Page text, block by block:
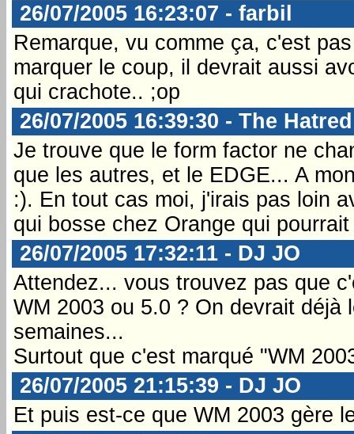
26/07/2005 16:23:07 - farbil
Remarque, vu comme ça, c'est
marquer le coup, il devrait aussi
qui crachote.. ;op
26/07/2005 16:39:30 - The Hatred
Je trouve que le form factor ne
que les autres, et le EDGE... A
:). En tout cas moi, j'irais pas loin
qui bosse chez Orange qui
26/07/2005 17:32:11 - DJ JO
Attendez... vous trouvez pas que
WM 2003 ou 5.0 ? On devrait
semaines...
Surtout que c'est marqué "WM
26/07/2005 21:15:39 - DJ JO
Et puis est-ce que WM 2003 gère